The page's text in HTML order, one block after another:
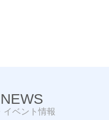
イベント情報